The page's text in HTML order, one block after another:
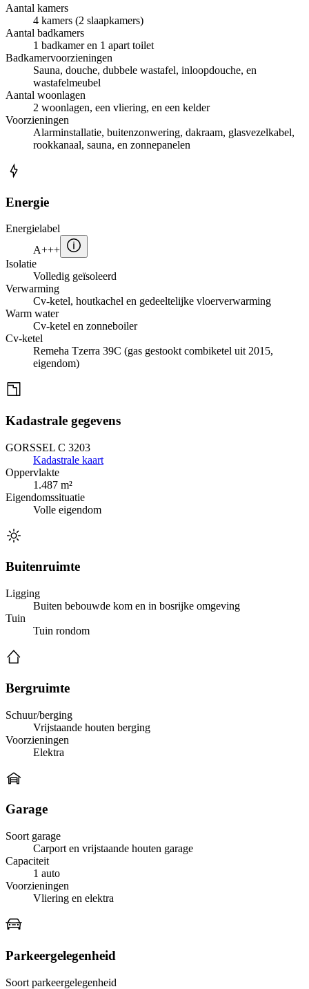
Aantal kamers
4 kamers (2 slaapkamers)
Aantal badkamers
1 badkamer en 1 apart toilet
Badkamervoorzieningen
Sauna, douche, dubbele wastafel, inloopdouche, en
wastafelmeubel
Aantal woonlagen
2 woonlagen, een vliering, en een kelder
Voorzieningen
Alarminstallatie, buitenzonwering, dakraam, glasvezelkabel,
rookkanaal, sauna, en zonnepanelen
Energie
Energielabel
A+++
Isolatie
Volledig geïsoleerd
Verwarming
Cv-ketel, houtkachel en gedeeltelijke vloerverwarming
Warm water
Cv-ketel en zonneboiler
Cv-ketel
Remeha Tzerra 39C (gas gestookt combiketel uit 2015,
eigendom)
Kadastrale gegevens
GORSSEL C 3203
Kadastrale kaart
Oppervlakte
1.487 m²
Eigendomssituatie
Volle eigendom
Buitenruimte
Ligging
Buiten bebouwde kom en in bosrijke omgeving
Tuin
Tuin rondom
Bergruimte
Schuur/berging
Vrijstaande houten berging
Voorzieningen
Elektra
Garage
Soort garage
Carport en vrijstaande houten garage
Capaciteit
1 auto
Voorzieningen
Vliering en elektra
Parkeergelegenheid
Soort parkeergelegenheid